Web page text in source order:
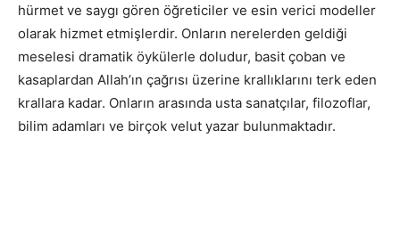
hürmet ve saygı gören öğreticiler ve esin verici modeller
olarak hizmet etmişlerdir. Onların nerelerden geldiği
meselesi dramatik öykülerle doludur, basit çoban ve
kasaplardan Allah’ın çağrısı üzerine krallıklarını terk eden
krallara kadar. Onların arasında usta sanatçılar, filozoflar,
bilim adamları ve birçok velut yazar bulunmaktadır.